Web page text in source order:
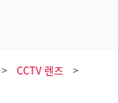
CCTV 렌즈